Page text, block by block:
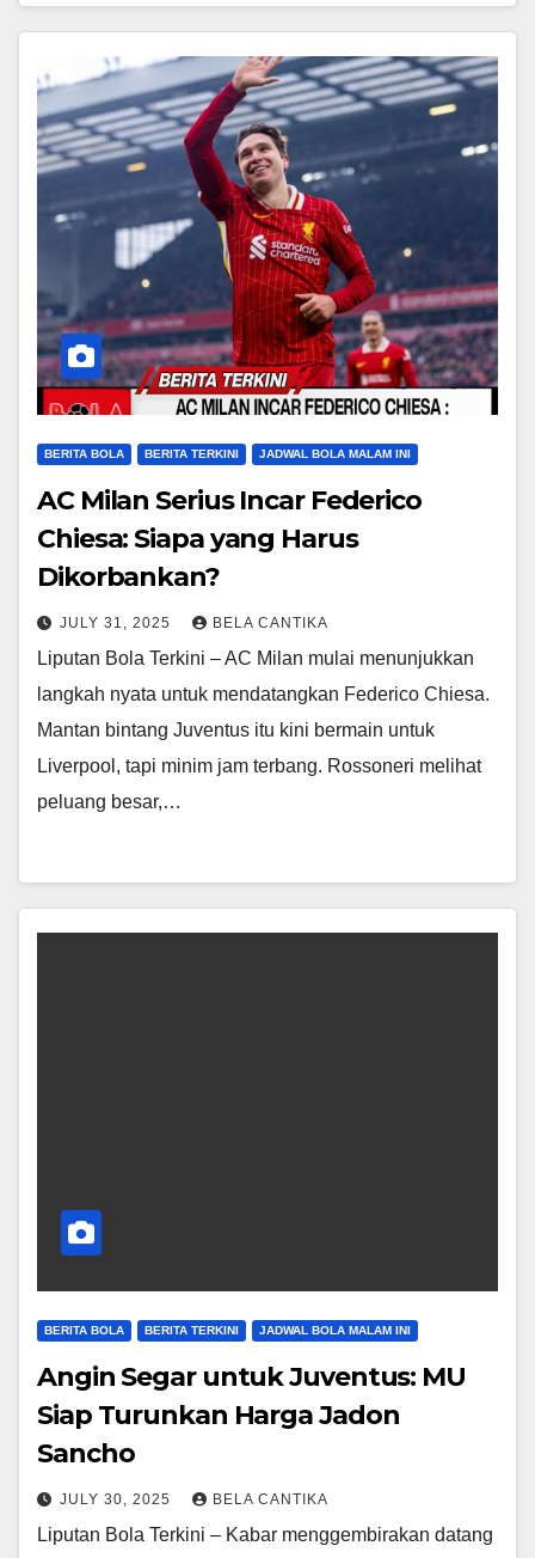
BERITA BOLA BERITA TERKINI JADWAL BOLA MALAM INI
AC Milan Serius Incar Federico
Chiesa: Siapa yang Harus
Dikorbankan?
JULY 31, 2025 BELA CANTIKA
Liputan Bola Terkini – AC Milan mulai menunjukkan
langkah nyata untuk mendatangkan Federico Chiesa.
Mantan bintang Juventus itu kini bermain untuk
Liverpool, tapi minim jam terbang. Rossoneri melihat
peluang besar,…
BERITA BOLA BERITA TERKINI JADWAL BOLA MALAM INI
Angin Segar untuk Juventus: MU
Siap Turunkan Harga Jadon
Sancho
JULY 30, 2025 BELA CANTIKA
Liputan Bola Terkini – Kabar menggembirakan datang